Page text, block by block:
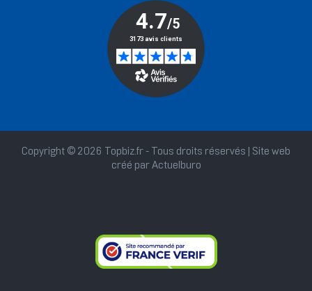
Copyright © 2026 Topbiz.fr - Tous droits réservés | Site web
créé par Actuelburo